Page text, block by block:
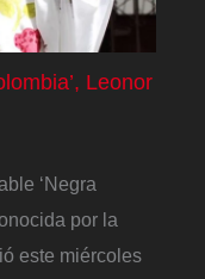
Leonor
‘Negra
por la
este miércoles